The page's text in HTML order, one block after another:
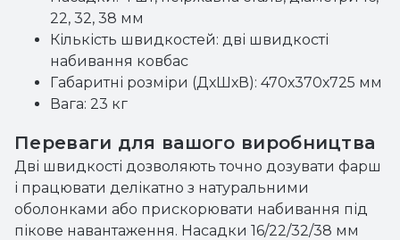
22, 32, 38 мм
Кількість швидкостей: дві швидкості
набивання ковбас
Габаритні розміри (ДхШхВ): 470х370х725 мм
Вага: 23 кг
Переваги для вашого виробництва
Дві швидкості дозволяють точно дозувати фарш
і працювати делікатно з натуральними
оболонками або прискорювати набивання під
пікове навантаження. Насадки 16/22/32/38 мм